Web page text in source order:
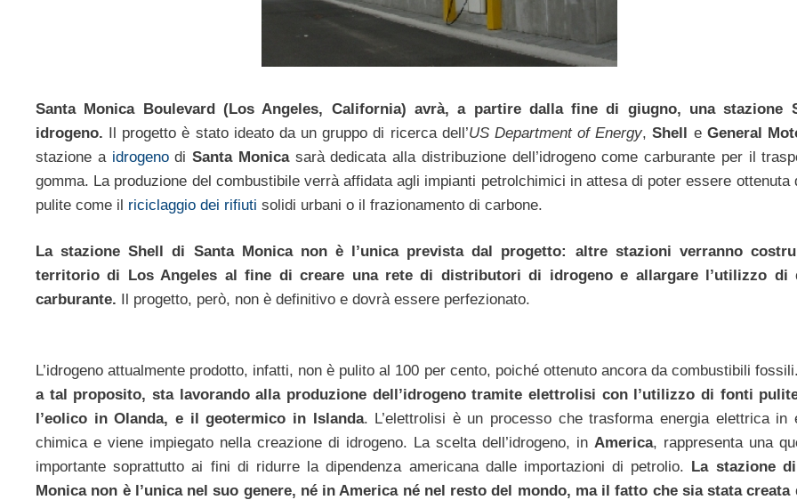
Santa Monica Boulevard (Los Angeles, California) avrà, a partire dalla fine di giugno, una stazione
idrogeno. Il progetto è stato ideato da un gruppo di ricerca dell’US Department of Energy,Shell e General
stazione a idrogenodi Santa Monicasarà dedicata alla distribuzione dell’idrogeno come carburante per il
gomma. La produzione del combustibile verrà affidata agli impianti petrolchimici in attesa di poter essere ottenuta
pulite come il riciclaggio dei rifiuti solidi urbani o il frazionamento di carbone.
La stazione Shell di Santa Monica non è l’unica prevista dal progetto: altre stazioni verranno
territorio di Los Angeles al fine di creare una rete di distributori di idrogeno e allargare l’utilizzo di
carburante. Il progetto, però, non è definitivo e dovrà essere perfezionato.
L’idrogeno attualmente prodotto, infatti, non è pulito al 100 per cento, poiché ottenuto ancora da combustibili
a tal proposito, sta lavorando alla produzione dell’idrogeno tramite elettrolisi con l’utilizzo di fonti
l’eolico in Olanda, e il geotermico in Islanda. L’elettrolisi è un processo che trasforma energia elettrica in
chimica e viene impiegato nella creazione di idrogeno. La scelta dell’idrogeno, in America, rappresenta una
importante soprattutto ai fini di ridurre la dipendenza americana dalle importazioni di petrolio. La stazione
Monica non è l’unica nel suo genere, né in America né nel resto del mondo, ma il fatto che sia stata creata